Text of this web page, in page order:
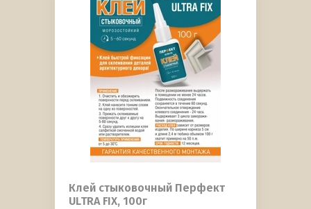
Клей стыковочный Перфект
ULTRA FIX, 100г